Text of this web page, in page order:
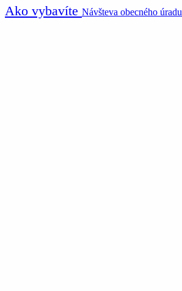
Ako vybavíte Návšteva obecného úradu